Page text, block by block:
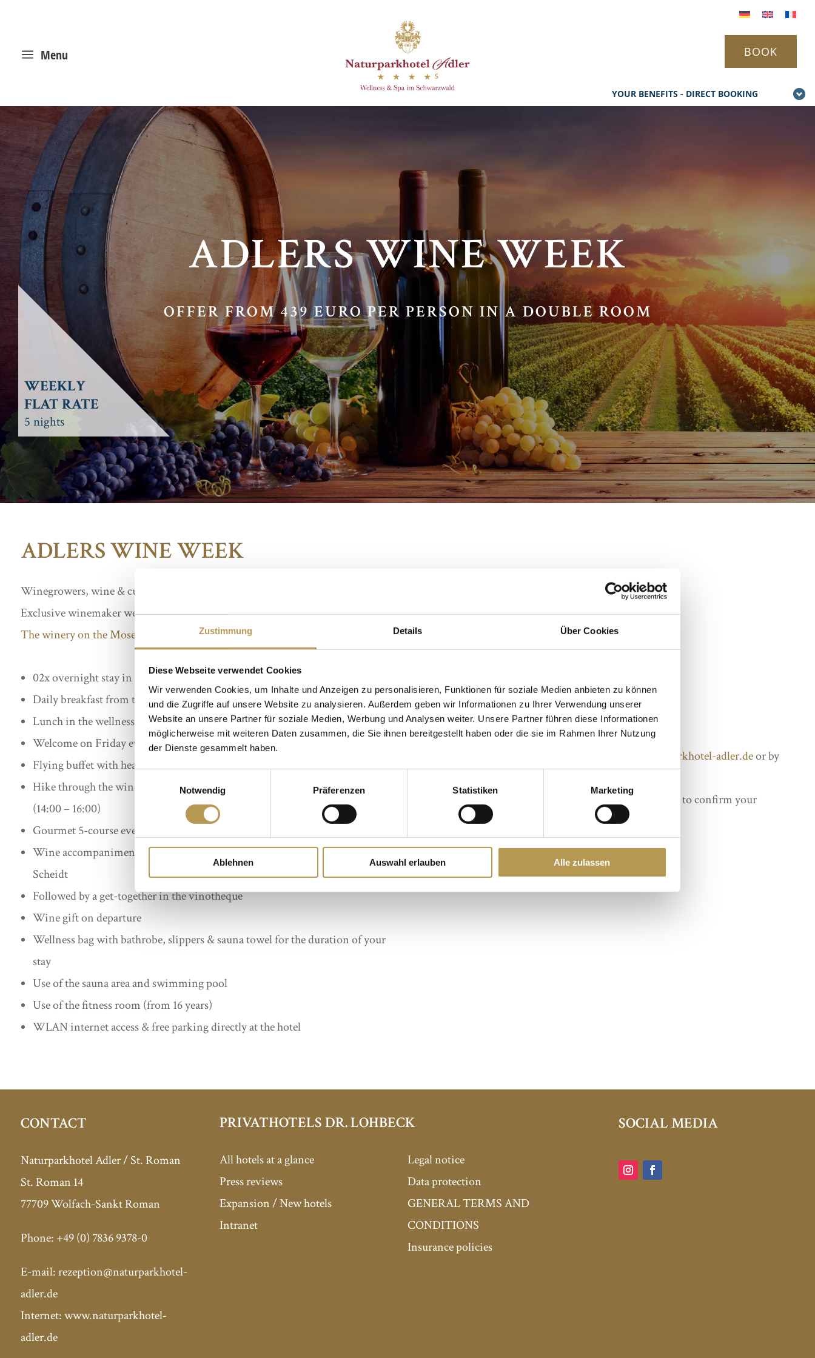
Zustimmung Details Über Cookies
Diese Webseite verwendet Cookies
Wir verwenden Cookies, um Inhalte und Anzeigen zu personalisieren, Funktionen für soziale Medien anbieten zu können
und die Zugriffe auf unsere Website zu analysieren. Außerdem geben wir Informationen zu Ihrer Verwendung unserer
Website an unsere Partner für soziale Medien, Werbung und Analysen weiter. Unsere Partner führen diese Informationen
möglicherweise mit weiteren Daten zusammen, die Sie ihnen bereitgestellt haben oder die sie im Rahmen Ihrer Nutzung
der Dienste gesammelt haben.
Notwendig
Präferenzen Statistiken Marketing
Ablehnen Auswahl erlauben Alle zulassen
YOUR BENEFITS - DIRECT BOOKING
a Menu BOOK
ADLERS WINE WEEK
OFFER FROM 439 EURO PER PERSON IN A DOUBLE ROOM
WEEKLY
FLAT RATE
5 nights
ADLERS WINE WEEK
Winegrowers, wine & culinary delights
Exclusive winemaker weekend with Albert Kallfelz winery
The winery on the Moselle – Kallfelz
02x overnight stay in the desired room category
Daily breakfast from the extensive buffet
Lunch in the wellness bistro
Welcome on Friday evening, 30.05.2024 19:00 in the Vinothek
Flying buffet with hearty snacks and regional and French cheese selection
Hike through the wine regions of the Black Forest Saturday, 30.05.2024
(14:00 – 16:00)
Gourmet 5-course evening menu on Saturday evening, 31.05.2024
Wine accompaniment from the Albert Kallfelz winery with Florian
Scheidt
Followed by a get-together in the vinotheque
Wine gift on departure
Wellness bag with bathrobe, slippers & sauna towel for the duration of your
stay
Use of the sauna area and swimming pool
Use of the fitness room (from 16 years)
WLAN internet access & free parking directly at the hotel
2 nights
Travel period: 31.05.2024 – 02.06.2024
rezeption@naturparkhotel-adler.deor by
Please note that we require a credit card as a guarantee to confirm your
reservation.
REQUEST
CONTACT
Naturparkhotel Adler / St. Roman
St. Roman 14
77709 Wolfach-Sankt Roman
Phone: +49 (0) 7836 9378-0
E-mail:rezeption@naturparkhotel-
adler.de
Internet: www.naturparkhotel-
adler.de
PRIVATHOTELS DR. LOHBECK
All hotels at a glance
Press reviews
Expansion / New hotels
Intranet
Legal notice
Data protection
GENERAL TERMS AND
CONDITIONS
Insurance policies
SOCIAL MEDIA